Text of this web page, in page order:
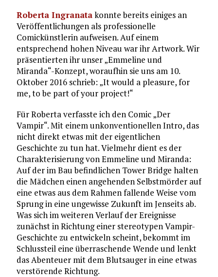
Roberta Ingranatakonnte bereits einiges an
Veröffentlichungen als professionelle
Comickünstlerin aufweisen. Auf einem
entsprechend hohen Niveau war ihr Artwork. Wir
präsentierten ihr unser „Emmeline und
Miranda“-Konzept, woraufhin sie uns am 10.
Oktober 2016 schrieb: „It would a pleasure, for
me, to be part of your project!“
Für Roberta verfasste ich den Comic „Der
Vampir“. Mit einem unkonventionellen Intro, das
nicht direkt etwas mit der eigentlichen
Geschichte zu tun hat. Vielmehr dient es der
Charakterisierung von Emmeline und Miranda:
Auf der im Bau befindlichen Tower Bridge halten
die Mädchen einen angehenden Selbstmörder auf
eine etwas aus dem Rahmen fallende Weise vom
Sprung in eine ungewisse Zukunft im Jenseits ab.
Was sich im weiteren Verlauf der Ereignisse
zunächst in Richtung einer stereotypen Vampir-
Geschichte zu entwickeln scheint, bekommt im
Schlussteil eine überraschende Wende und lenkt
das Abenteuer mit dem Blutsauger in eine etwas
verstörende Richtung.